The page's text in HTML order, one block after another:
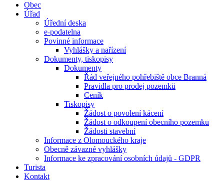
Obec
Úřad
Úřední deska
e-podatelna
Povinné informace
Vyhlášky a nařízení
Dokumenty, tiskopisy
Dokumenty
Řád veřejného pohřebiště obce Branná
Pravidla pro prodej pozemků
Ceník
Tiskopisy
Žádost o povolení kácení
Žádost o odkoupení obecního pozemku
Žádosti stavební
Informace z Olomouckého kraje
Obecně závazné vyhlášky
Informace ke zpracování osobních údajů - GDPR
Turista
Kontakt